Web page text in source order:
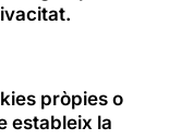
pròpies o
estableix la